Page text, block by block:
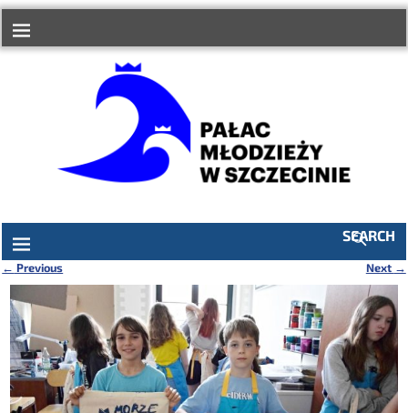
treści
SEARCH
Nawigacja
← Previous Next →